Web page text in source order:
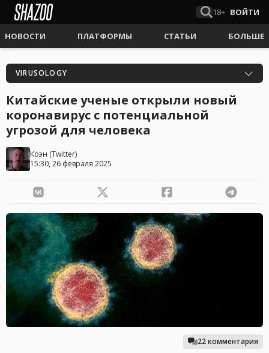
18+ ВОЙТИ
НОВОСТИ ПЛАТФОРМЫ СТАТЬИ БОЛЬШЕ
VIRUSOLOGY
Китайские ученые открыли новый
коронавирус с потенциальной
угрозой для человека
Коэн (Twitter)
15:30, 26 февраля 2025
22 комментария